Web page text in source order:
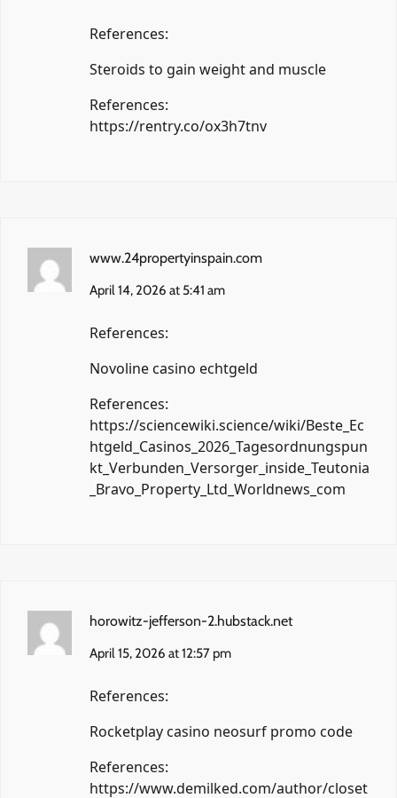
References:
Steroids to gain weight and muscle
References:
https://rentry.co/ox3h7tnv
www.24propertyinspain.com
April 14, 2026 at 5:41 am
References:
Novoline casino echtgeld
References:
https://sciencewiki.science/wiki/Beste_Ec
htgeld_Casinos_2026_Tagesordnungspun
kt_Verbunden_Versorger_inside_Teutonia
_Bravo_Property_Ltd_Worldnews_com
horowitz-jefferson-2.hubstack.net
April 15, 2026 at 12:57 pm
References:
Rocketplay casino neosurf promo code
References:
https://www.demilked.com/author/closet